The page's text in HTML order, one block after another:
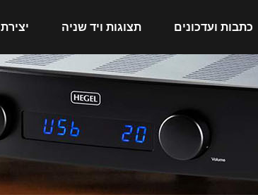
כתבות ועדכונים תצוגות ויד שניה